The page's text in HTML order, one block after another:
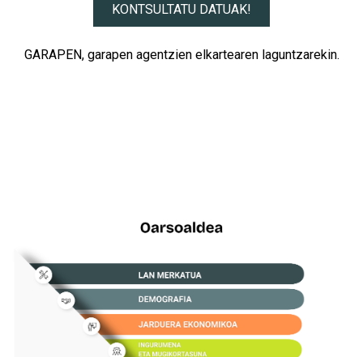
KONTSULTATU DATUAK!
GARAPEN, garapen agentzien elkartearen laguntzarekin.